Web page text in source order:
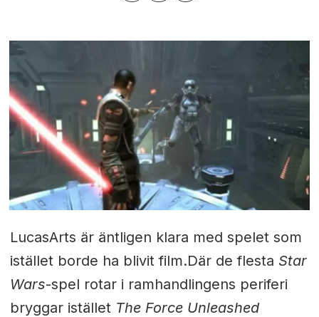
LucasArts är äntligen klara med spelet som
istället borde ha blivit film.Där de flesta Star
Wars-spel rotar i ramhandlingens periferi
bryggar istället The Force Unleashed